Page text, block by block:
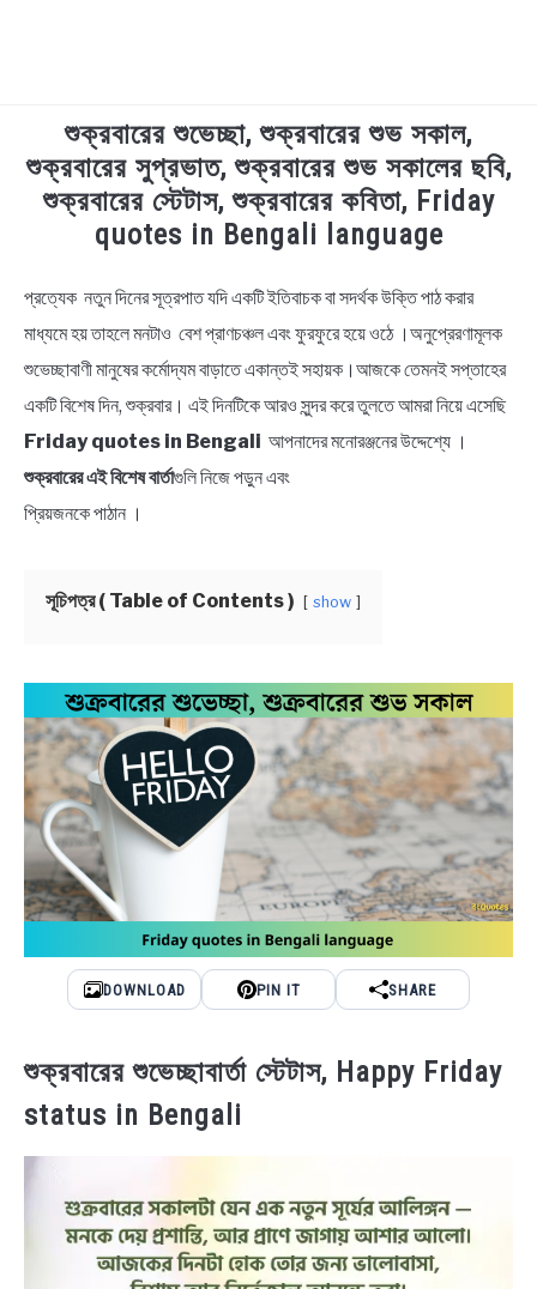
TECHNOLOGY
HEALTH & LIFESTYLE
EDUCATIONAL
BENGALI WISHES
QUOTES & CAPTIONS
BENGALI LYRICS
BENGALI NAMES
BENGALI STORIES
শুক্রবারের শুভেচ্ছা, শুক্রবারের শুভ সকাল,
শুক্রবারের সুপ্রভাত, শুক্রবারের শুভ সকালের ছবি,
শুক্রবারের স্টেটাস, শুক্রবারের কবিতা, Friday
quotes in Bengali language
in
Bengali
Quotes
Wishes
প্রত্যেক নতুন দিনের সূত্রপাত যদি একটি ইতিবাচক বা সদর্থক উক্তি পাঠ করার
মাধ্যমে হয় তাহলে মনটাও বেশ প্রাণচঞ্চল এবং ফুরফুরে হয়ে ওঠে ।অনুপ্রেরণামূলক
শুভেচ্ছাবাণী মানুষের কর্মোদ্যম বাড়াতে একান্তই সহায়ক।আজকে তেমনই সপ্তাহের
একটি বিশেষ দিন, শুক্রবার। এই দিনটিকে আরও সুন্দর করে তুলতে আমরা নিয়ে এসেছি
Friday quotes in Bengali আপনাদের মনোরঞ্জনের উদ্দেশ্যে ।
শুক্রবারের এই বিশেষ বার্তাগুলি নিজে পড়ুন এবং
প্রিয়জনকে পাঠান ।
সূচিপত্র ( Table of Contents ) show
DOWNLOAD PIN IT SHARE
শুক্রবারের শুভেচ্ছাবার্তা স্টেটাস, Happy Friday
status in Bengali